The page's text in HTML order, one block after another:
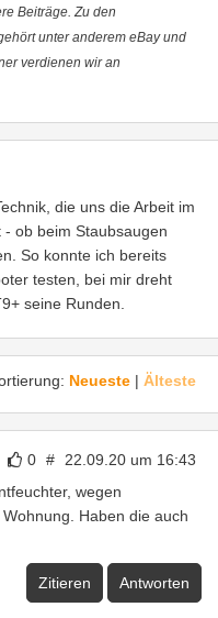
Beiträge. Zu den
unter anderem eBay und
verdienen wir an
die uns die Arbeit im
- ob beim Staubsaugen
So konnte ich bereits
testen, bei mir dreht
seine Runden.
Neueste | Älteste
0 # 22.09.20 um 16:43
wegen
Haben die auch
Zitieren Antworten